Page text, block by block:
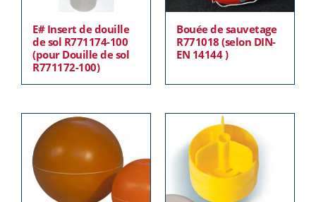
E# Insert de douille
de sol R771174-100
(pour Douille de sol
R771172-100)
Bouée de sauvetage
R771018 (selon DIN-
EN 14144 )